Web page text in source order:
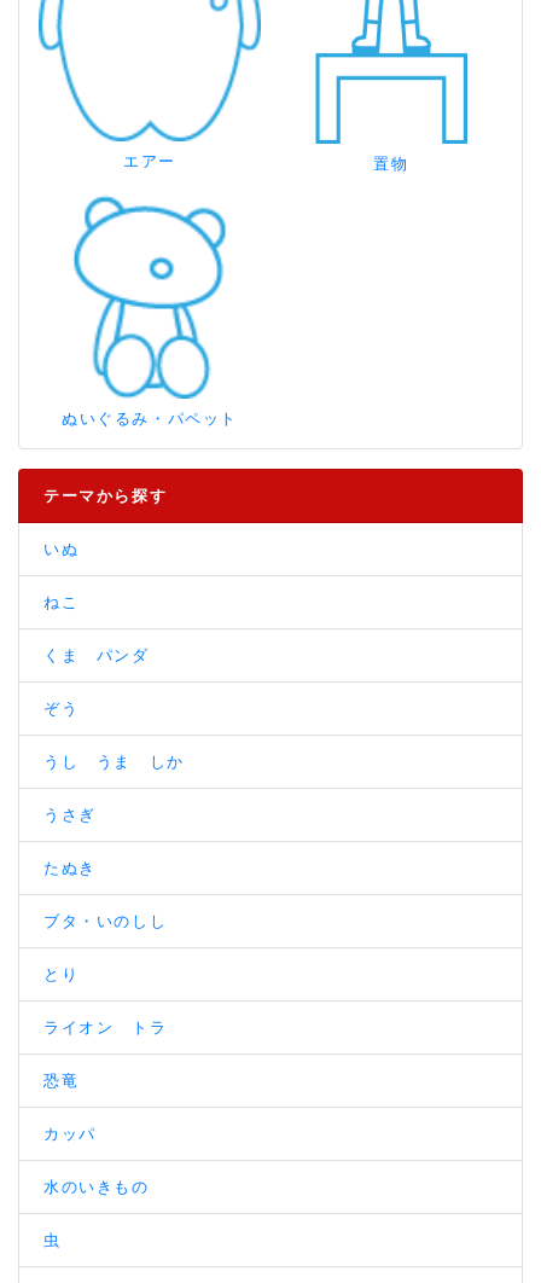
エアー 置物
ぬいぐるみ・パペット
テーマから探す
いぬ
ねこ
くま パンダ
ぞう
うし うま しか
うさぎ
たぬき
ブタ・いのしし
とり
ライオン トラ
恐竜
カッパ
水のいきもの
虫